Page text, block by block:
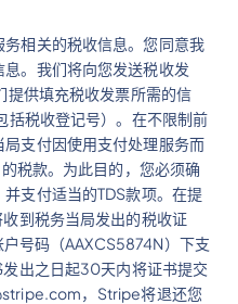
相关的税收信息。您同意我
。我们将向您发送税收发
提供填充税收发票所需的信
括税收登记号）。在不限制前
支付因使用支付处理服务而
税款。为此目的，您必须确
支付适当的TDS款项。在提
到税务当局发出的税收证
号码（AAXCS5874N）下支
出之日起30天内将证书提交
，Stripe将退还您